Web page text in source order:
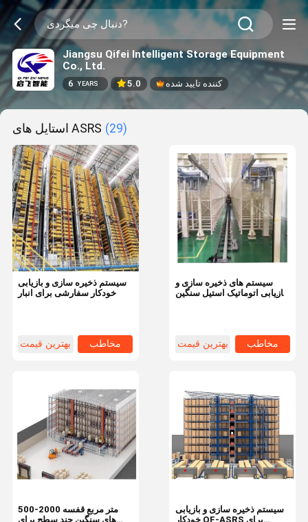
Jiangsu Qifei Intelligent Storage Equipment
Co., Ltd.
6 YEARS 5.0 کننده تایید شده
استایل های ASRS (29)
سیستم ذخیره سازی و بازیابی
خودکار سفارشی برای انبار
بهترین قیمت مخاطب
سیستم های ذخیره سازی و
بازیابی اتوماتیک استیل سنگین
بهترین قیمت مخاطب
500-2000 متر مربع قفسه
های سنگین چند سطح برای
سیستم ذخیره سازی و بازیابی
خودکار QF-ASRS برای